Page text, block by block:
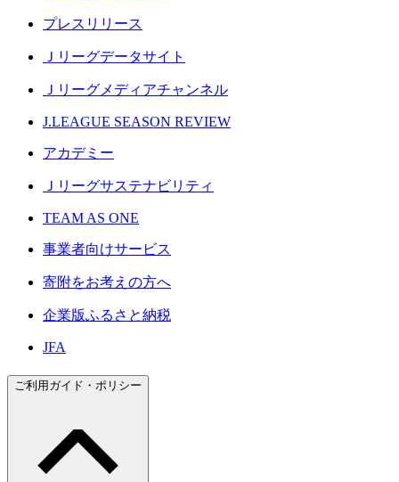
プレスリリース
Ｊリーグデータサイト
Ｊリーグメディアチャンネル
J.LEAGUE SEASON REVIEW
アカデミー
Ｊリーグサステナビリティ
TEAM AS ONE
事業者向けサービス
寄附をお考えの方へ
企業版ふるさと納税
JFA
ご利用ガイド・ポリシー